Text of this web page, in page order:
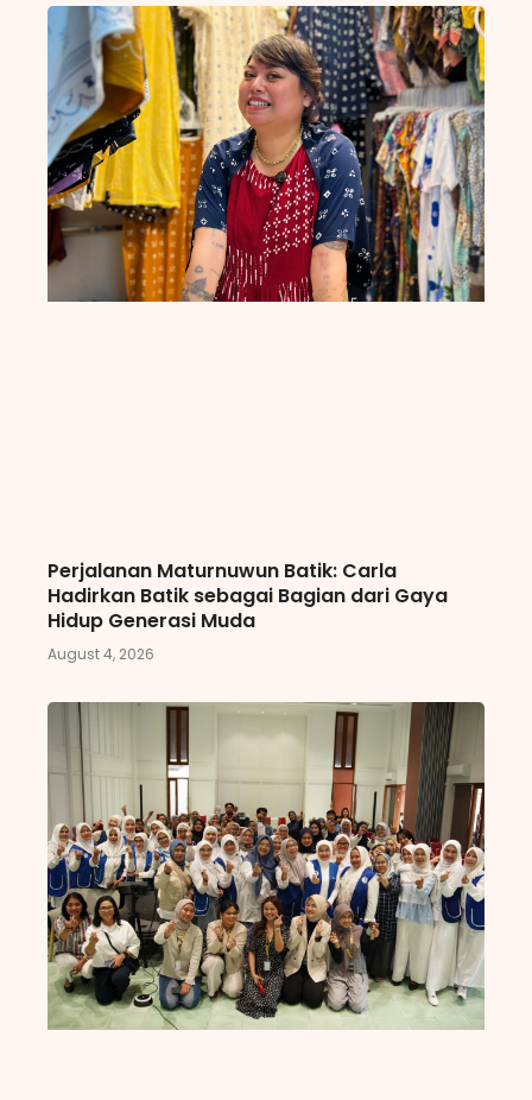
Perjalanan Maturnuwun Batik: Carla
Hadirkan Batik sebagai Bagian dari Gaya
Hidup Generasi Muda
August 4, 2026